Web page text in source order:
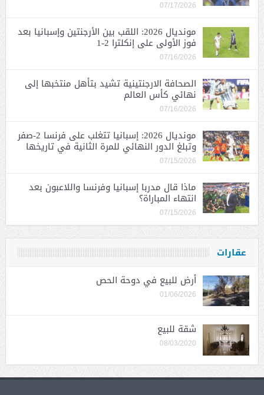
07/17/2026
مونديال 2026: اللقب بين الأرجنتين وإسبانيا بعد
فوز الأولى على إنكلترا 2-1
07/16/2026
الصحافة الارجنتينية تشيد بتأهل منتخبها إلى
نهائي كأس العالم
07/16/2026
مونديال 2026: إسبانيا تتغلب على فرنسا 2-صفر
وتبلغ الدور النهائي للمرة الثانية في تاريخها
07/15/2026
ماذا قال مدربا إسبانيا وفرنسا واللاعبون بعد
انتهاء المباراة؟
07/15/2026
عقارات
أرض للبيع في دوحة الحص
01/06/2026
شقة للبيع
08/03/2020